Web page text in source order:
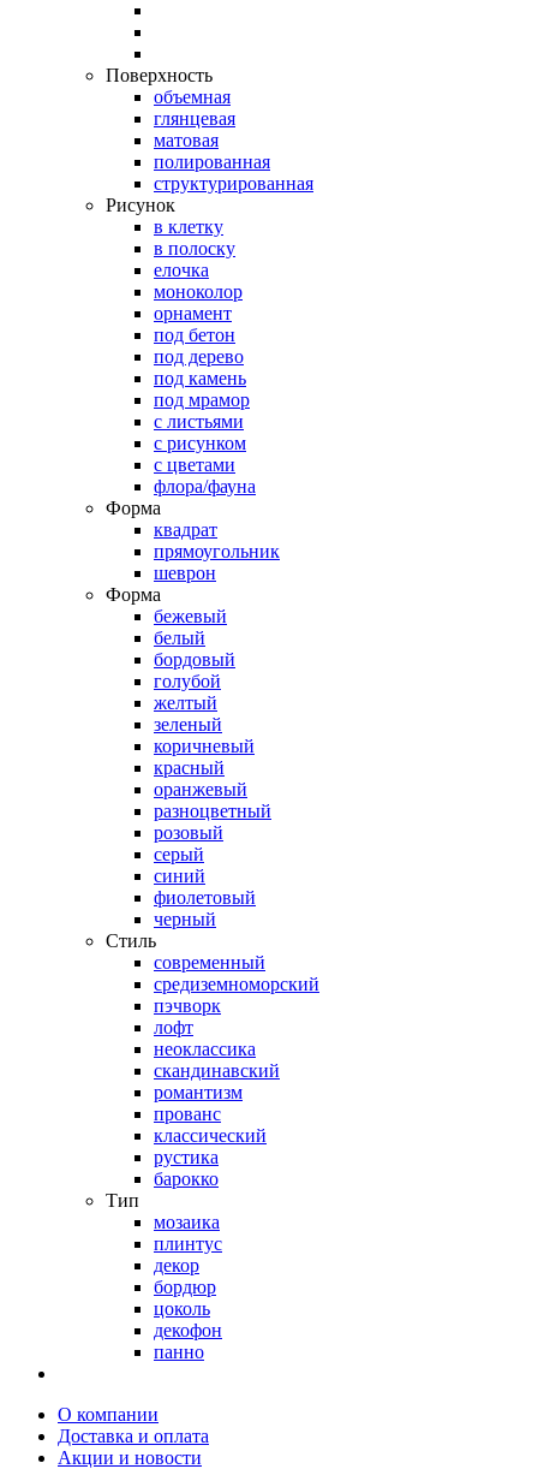
Поверхность
объемная
глянцевая
матовая
полированная
структурированная
Рисунок
в клетку
в полоску
елочка
моноколор
орнамент
под бетон
под дерево
под камень
под мрамор
с листьями
с рисунком
с цветами
флора/фауна
Форма
квадрат
прямоугольник
шеврон
Форма
бежевый
белый
бордовый
голубой
желтый
зеленый
коричневый
красный
оранжевый
разноцветный
розовый
серый
синий
фиолетовый
черный
Стиль
современный
средиземноморский
пэчворк
лофт
неоклассика
скандинавский
романтизм
прованс
классический
рустика
барокко
Тип
мозаика
плинтус
декор
бордюр
цоколь
декофон
панно
О компании
Доставка и оплата
Акции и новости